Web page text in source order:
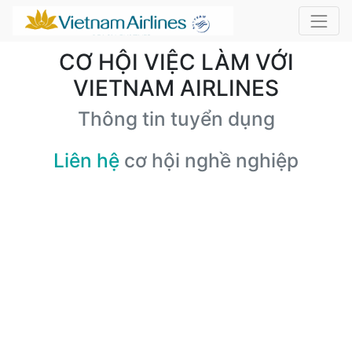
CƠ HỘI VIỆC LÀM VỚI
VIETNAM AIRLINES
Thông tin tuyển dụng
Liên hệ cơ hội nghề nghiệp